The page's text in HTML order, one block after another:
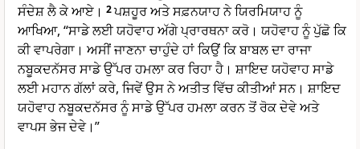
ਸੰਦੇਸ਼ ਲੈ ਕੇ ਆਏ। 2ਪਸ਼ਹੂਰ ਅਤੇ ਸਫ਼ਨਯਾਹ ਨੇ ਯਿਰਮਿਯਾਹ ਨੂੰ
ਆਖਿਆ, “ਸਾਡੇ ਲਈ ਯਹੋਵਾਹ ਅੱਗੇ ਪ੍ਰਾਰਥਨਾ ਕਰੋ। ਯਹੋਵਾਹ ਨੂੰ ਪੁੱਛੋ ਕਿ
ਕੀ ਵਾਪਰੇਗਾ। ਅਸੀਂ ਜਾਣਨਾ ਚਾਹੁੰਦੇ ਹਾਂ ਕਿਉਂ ਕਿ ਬਾਬਲ ਦਾ ਰਾਜਾ
ਨਬੂਕਦਨੱਸਰ ਸਾਡੇ ਉੱਪਰ ਹਮਲਾ ਕਰ ਰਿਹਾ ਹੈ। ਸ਼ਾਇਦ ਯਹੋਵਾਹ ਸਾਡੇ
ਲਈ ਮਹਾਨ ਗੱਲਾਂ ਕਰੇ, ਜਿਵੇਂ ਉਸ ਨੇ ਅਤੀਤ ਵਿੱਚ ਕੀਤੀਆਂ ਸਨ। ਸ਼ਾਇਦ
ਯਹੋਵਾਹ ਨਬੂਕਦਨੱਸਰ ਨੂੰ ਸਾਡੇ ਉੱਪਰ ਹਮਲਾ ਕਰਨ ਤੋਂ ਰੋਕ ਦੇਵੇ ਅਤੇ
ਵਾਪਸ ਭੇਜ ਦੇਵੇ।”